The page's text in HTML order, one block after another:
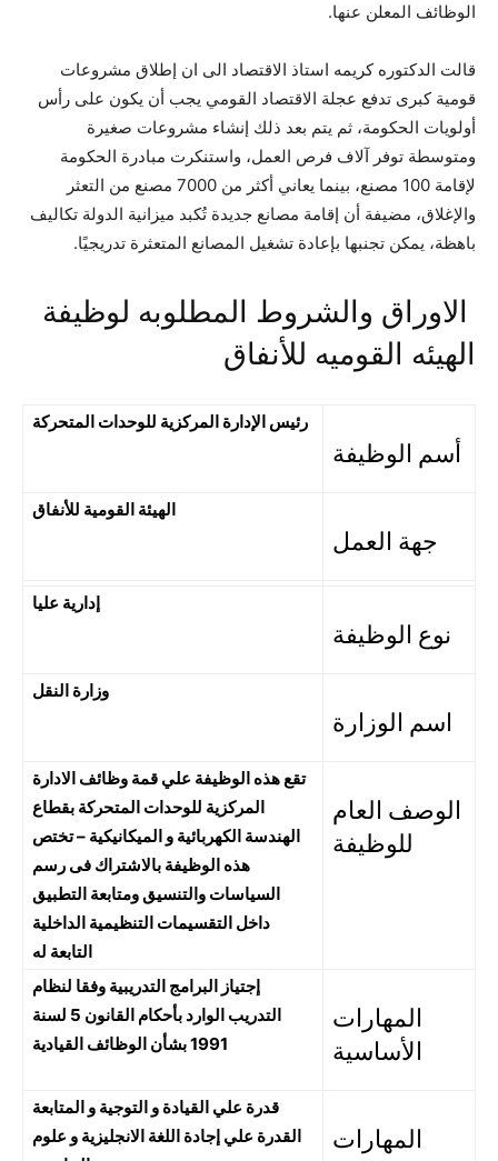
الوظائف المعلن عنها.
قالت الدكتوره كريمه استاذ الاقتصاد الى ان إطلاق مشروعات
قومية كبرى تدفع عجلة الاقتصاد القومي يجب أن يكون على رأس
أولويات الحكومة، ثم يتم بعد ذلك إنشاء مشروعات صغيرة
ومتوسطة توفر آلاف فرص العمل، واستنكرت مبادرة الحكومة
لإقامة 100 مصنع، بينما يعاني أكثر من 7000 مصنع من التعثر
والإغلاق، مضيفة أن إقامة مصانع جديدة تُكبد ميزانية الدولة تكاليف
باهظة، يمكن تجنبها بإعادة تشغيل المصانع المتعثرة تدريجيًا.
الاوراق والشروط المطلوبه لوظيفة
الهيئه القوميه للأنفاق
أسم الوظيفة
رئيس الإدارة المركزية للوحدات المتحركة
جهة العمل
الهيئة القومية للأنفاق
نوع الوظيفة
إدارية عليا
اسم الوزارة
وزارة النقل
الوصف العام
للوظيفة
تقع هذه الوظيفة علي قمة وظائف الادارة
المركزية للوحدات المتحركة بقطاع
الهندسة الكهربائية و الميكانيكية – تختص
هذه الوظيفة بالاشتراك فى رسم
السياسات والتنسيق ومتابعة التطبيق
داخل التقسيمات التنظيمية الداخلية
التابعة له
المهارات
الأساسية
إجتياز البرامج التدريبية وفقا لنظام
التدريب الوارد بأحكام القانون 5 لسنة
1991 بشأن الوظائف القيادية
المهارات
قدرة علي القيادة و التوجية و المتابعة
القدرة علي إجادة اللغة الانجليزية و علوم